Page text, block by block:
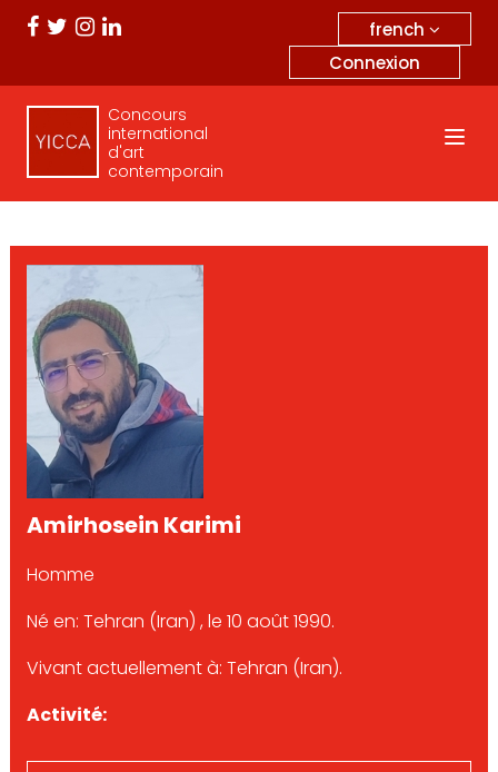
french
Connexion
Concours
international
d'art
contemporain
Amirhosein Karimi
Homme
Né en: Tehran (Iran) , le 10 août 1990.
Vivant actuellement à: Tehran (Iran).
Activité: